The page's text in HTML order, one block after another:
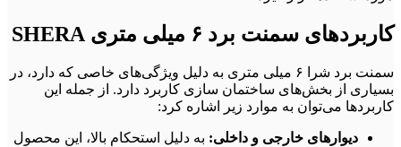
کاربردهای سمنت برد ۶ میلی‌ متری SHERA
سمنت برد شرا ۶ میلی‌ متری به دلیل ویژگی‌های خاصی که دارد، در
بسیاری از بخش‌های ساختمان‌ سازی کاربرد دارد. از جمله این
کاربردها می‌توان به موارد زیر اشاره کرد:
دیوارهای خارجی و داخلی: به دلیل استحکام بالا، این محصول